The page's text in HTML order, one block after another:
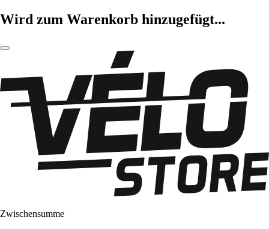
Wird zum Warenkorb hinzugefügt...
Zwischensumme